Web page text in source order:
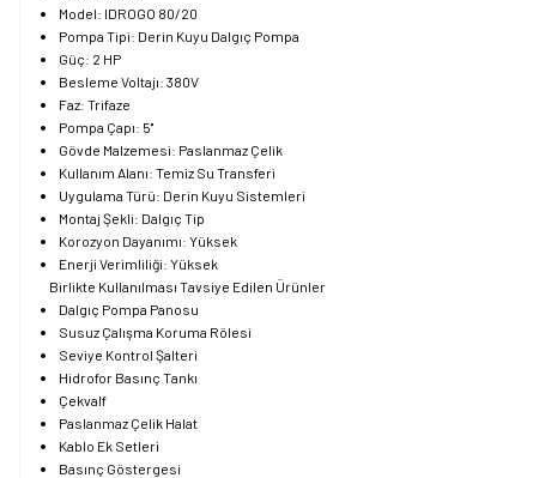
Model: IDROGO 80/20
Pompa Tipi: Derin Kuyu Dalgıç Pompa
Güç: 2 HP
Besleme Voltajı: 380V
Faz: Trifaze
Pompa Çapı: 5''
Gövde Malzemesi: Paslanmaz Çelik
Kullanım Alanı: Temiz Su Transferi
Uygulama Türü: Derin Kuyu Sistemleri
Montaj Şekli: Dalgıç Tip
Korozyon Dayanımı: Yüksek
Enerji Verimliliği: Yüksek
Birlikte Kullanılması Tavsiye Edilen Ürünler
Dalgıç Pompa Panosu
Susuz Çalışma Koruma Rölesi
Seviye Kontrol Şalteri
Hidrofor Basınç Tankı
Çekvalf
Paslanmaz Çelik Halat
Kablo Ek Setleri
Basınç Göstergesi